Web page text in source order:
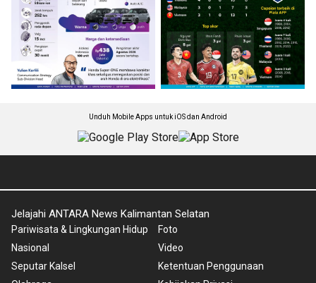
Unduh Mobile Apps untuk iOS dan Android
Jelajahi ANTARA News Kalimantan Selatan
Pariwisata & Lingkungan Hidup
Nasional
Seputar Kalsel
Foto
Video
Ketentuan Penggunaan